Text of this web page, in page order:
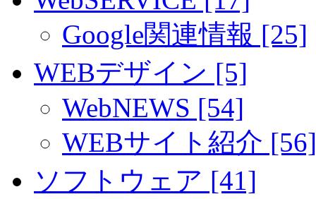
Google関連情報 [25]
WEBデザイン [5]
WebNEWS [54]
WEBサイト紹介 [56]
ソフトウェア [41]